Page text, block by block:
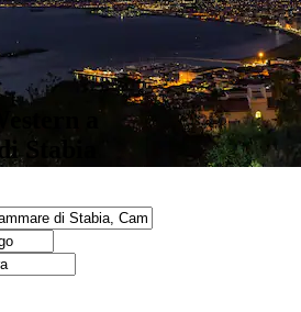
a
Stabia